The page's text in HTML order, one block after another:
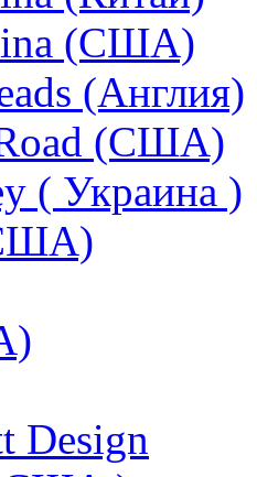
(США)
(Англия)
(США)
( Украина )
Design